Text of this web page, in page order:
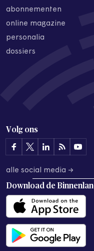
abonnementen
online magazine
personalia
dossiers
Volg ons
alle social media →
Download de